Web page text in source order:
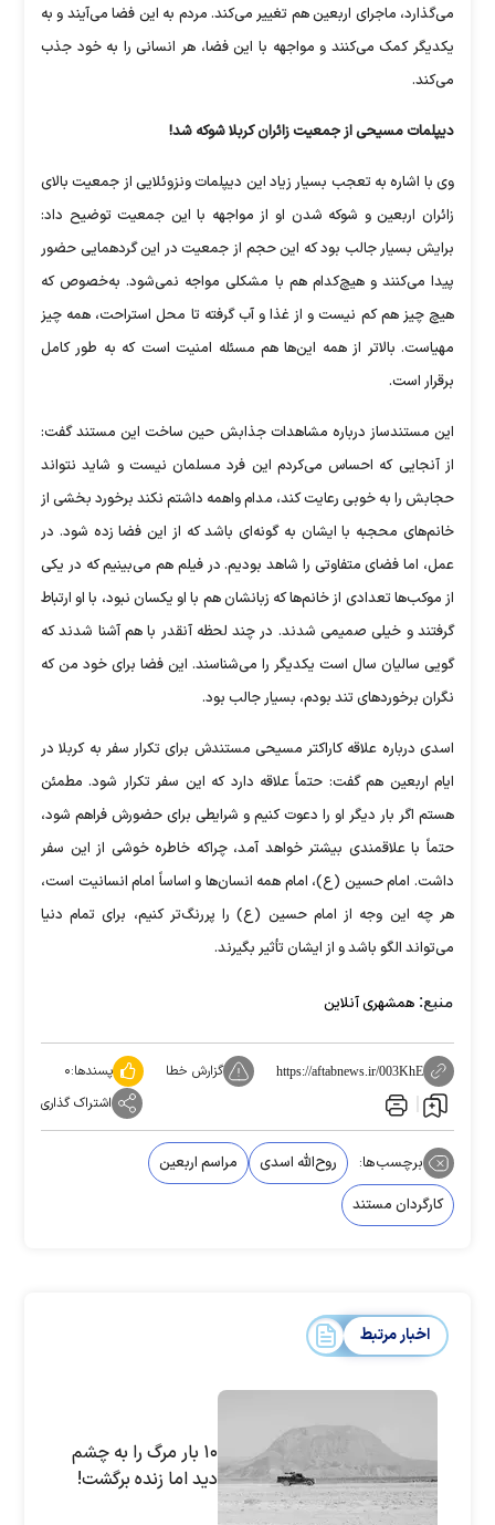
می‌گذارد، ماجرای اربعین هم تغییر می‌کند. مردم به این فضا می‌آیند و به
یکدیگر کمک می‌کنند و مواجهه با این فضا، هر انسانی را به خود جذب
می‌کند.
دیپلمات مسیحی از جمعیت زائران کربلا شوکه شد!
وی با اشاره به تعجب بسیار زیاد این دیپلمات ونزوئلایی از جمعیت بالای
زائران اربعین و شوکه شدن او از مواجهه با این جمعیت توضیح داد:
برایش بسیار جالب بود که این حجم از جمعیت در این گردهمایی حضور
پیدا می‌کنند و هیچ‌کدام هم با مشکلی مواجه نمی‌شود. به‌خصوص که
هیچ چیز هم کم نیست و از غذا و آب گرفته تا محل استراحت، همه چیز
مهیاست. بالاتر از همه این‌ها هم مسئله امنیت است که به طور کامل
برقرار است.
این مستندساز درباره مشاهدات جذابش حین ساخت این مستند گفت:
از آنجایی که احساس می‌کردم این فرد مسلمان نیست و شاید نتواند
حجابش را به خوبی رعایت کند، مدام واهمه داشتم نکند برخورد بخشی از
خانم‌های محجبه با ایشان به گونه‌ای باشد که از این فضا زده شود. در
عمل، اما فضای متفاوتی را شاهد بودیم. در فیلم هم می‌بینیم که در یکی
از موکب‌ها تعدادی از خانم‌ها که زبانشان هم با او یکسان نبود، با او ارتباط
گرفتند و خیلی صمیمی شدند. در چند لحظه آنقدر با هم آشنا شدند که
گویی سالیان سال است یکدیگر را می‌شناسند. این فضا برای خود من که
نگران برخورد‌های تند بودم، بسیار جالب بود.
اسدی درباره علاقه کاراکتر مسیحی مستندش برای تکرار سفر به کربلا در
ایام اربعین هم گفت: حتماً علاقه دارد که این سفر تکرار شود. مطمئن
هستم اگر بار دیگر او را دعوت کنیم و شرایطی برای حضورش فراهم شود،
حتماً با علاقمندی بیشتر خواهد آمد، چراکه خاطره خوشی از این سفر
داشت. امام حسین (ع)، امام همه انسان‌ها و اساساً امام انسانیت است،
هر چه این وجه از امام حسین (ع) را پررنگ‌تر کنیم، برای تمام دنیا
می‌تواند الگو باشد و از ایشان تأثیر بگیرند.
منبع: همشهری آنلاین
https://aftabnews.ir/003KhE گزارش خطا پسندها:۰
اشتراک گذاری
برچسب‌ها: روح‌الله اسدی
مراسم اربعین
کارگردان مستند
اخبار مرتبط
۱۰ بار مرگ را به چشم
دید اما زنده برگشت!